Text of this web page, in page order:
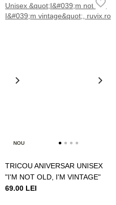
NOU
TRICOU ANIVERSAR UNISEX
"I'M NOT OLD, I'M VINTAGE"
69.00 LEI